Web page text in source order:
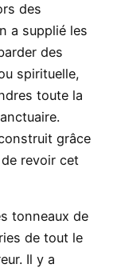
des
a supplié les
des
spirituelle,
toute la
grâce
revoir cet
tonneaux de
de tout le
Il y a